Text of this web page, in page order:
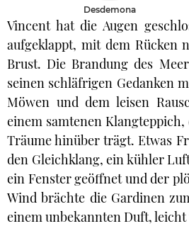
Desdemona
Vincent hat die Augen
aufgeklappt, mit dem Rücken
Brust. Die Brandung des
seinen schläfrigen Gedanken
Möwen und dem leisen
einem samtenen
Träume hinüber trägt. Etwas
den Gleichklang, ein kühler
ein Fenster geöffnet und der
Wind brächte die Gardinen
einem unbekannten Duft,